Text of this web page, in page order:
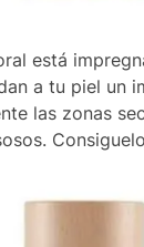
está
a tu piel un
las zonas